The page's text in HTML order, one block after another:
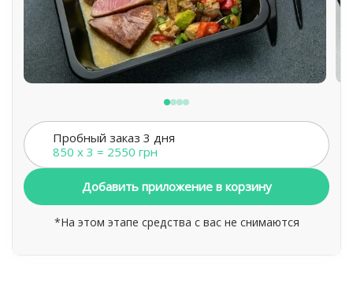
Пробный заказ 3 дня
850 x 3 = 2550 грн
Добавить приложение в корзину
*На этом этапе средства с вас не снимаются